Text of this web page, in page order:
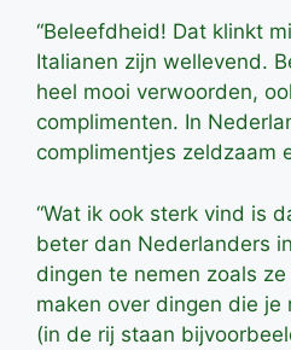
“Beleefdheid! Dat klinkt
Italianen zijn wellevend.
heel mooi verwoorden,
complimenten. In
complimentjes zeldzaam
“Wat ik ook sterk vind is
beter dan Nederlanders
dingen te nemen zoals
maken over dingen die je
(in de rij staan